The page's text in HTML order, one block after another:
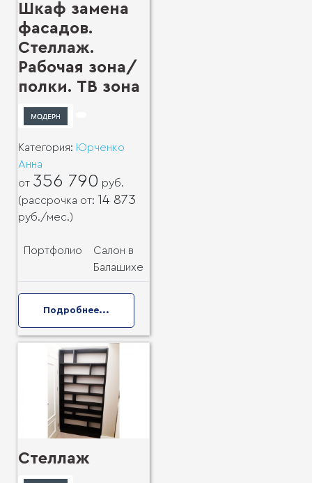
Шкаф замена
фасадов.
Стеллаж.
Рабочая зона/
полки. ТВ зона
Категория: Юрченко
Анна
от 356 790 руб.
(рассрочка от: 14 873
руб./мес.)
Портфолио
Салон в
Балашихе
Подробнее...
Стеллаж